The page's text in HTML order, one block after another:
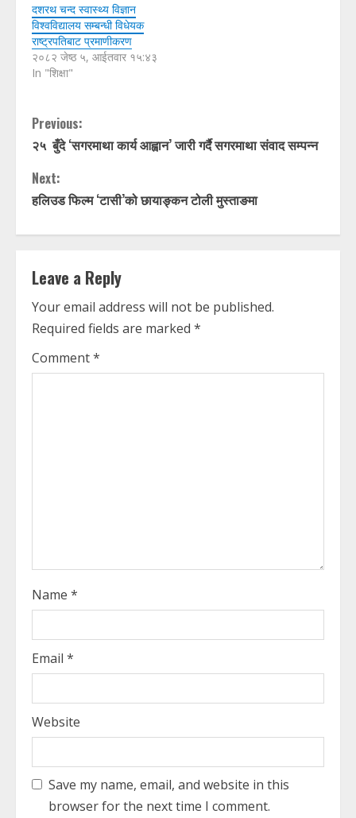
दशरथ चन्द स्वास्थ्य विज्ञान
विश्वविद्यालय सम्बन्धी विधेयक
राष्ट्रपतिबाट प्रमाणीकरण
२०८२ जेष्ठ ५, आईतवार १५:४३
In "शिक्षा"
C
o
n
t
i
n
u
e
n
g
Previous:
२५ बुँदे ‘सगरमाथा कार्य आह्वान’ जारी गर्दै सगरमाथा संवाद सम्पन्न
Next:
हलिउड फिल्म ‘टासी’को छायाङ्कन टोली मुस्ताङमा
Leave a Reply
Your email address will not be published.
Required fields are marked *
Comment*
Name *
Email *
Website
Save my name, email, and website in this
browser for the next time I comment.